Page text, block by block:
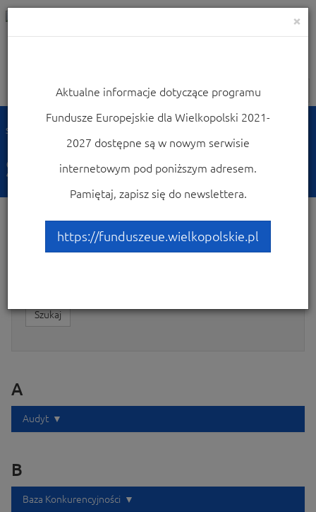
Nawigacja
Strona główna
Słownik
Szukaj
A
Audyt
B
Baza Konkurencyjności
×
Aktualne informacje dotyczące programu
Fundusze Europejskie dla Wielkopolski 2021-
2027 dostępne są w nowym serwisie
internetowym pod poniższym adresem.
Pamiętaj, zapisz się do newslettera.
https://funduszeue.wielkopolskie.pl